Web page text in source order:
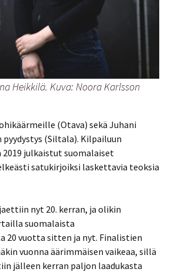
Heikkilä. Kuva: Noora Karlsson
(Otava) sekä Juhani
pyydystys (Siltala). Kilpailuun
julkaistut suomalaiset
satukirjoiksi laskettavia teoksia
nyt 20. kerran, ja olikin
suomalaista
20 vuotta sitten ja nyt. Finalistien
vuonna äärimmäisen vaikeaa, sillä
jälleen kerran paljon laadukasta